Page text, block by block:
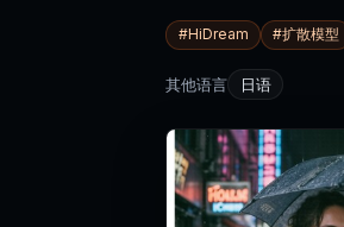
#HiDream #扩散模型
其他语言 日语